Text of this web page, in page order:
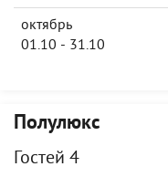
октябрь
01.10 - 31.10
Полулюкс
Гостей 4